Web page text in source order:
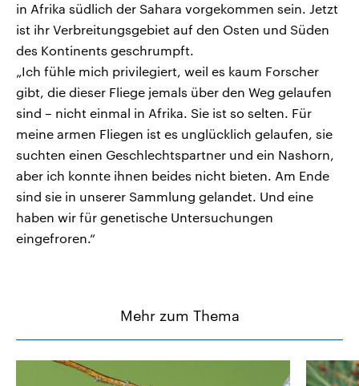
in Afrika südlich der Sahara vorgekommen sein. Jetzt
ist ihr Verbreitungsgebiet auf den Osten und Süden
des Kontinents geschrumpft.
„Ich fühle mich privilegiert, weil es kaum Forscher
gibt, die dieser Fliege jemals über den Weg gelaufen
sind – nicht einmal in Afrika. Sie ist so selten. Für
meine armen Fliegen ist es unglücklich gelaufen, sie
suchten einen Geschlechtspartner und ein Nashorn,
aber ich konnte ihnen beides nicht bieten. Am Ende
sind sie in unserer Sammlung gelandet. Und eine
haben wir für genetische Untersuchungen
eingefroren.“
Mehr zum Thema